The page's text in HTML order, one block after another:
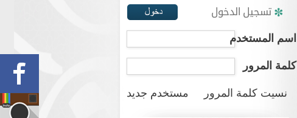
تسجيل الدخول
اسم المستخدم
كلمة المرور
نسيت كلمة المرور مستخدم جديد